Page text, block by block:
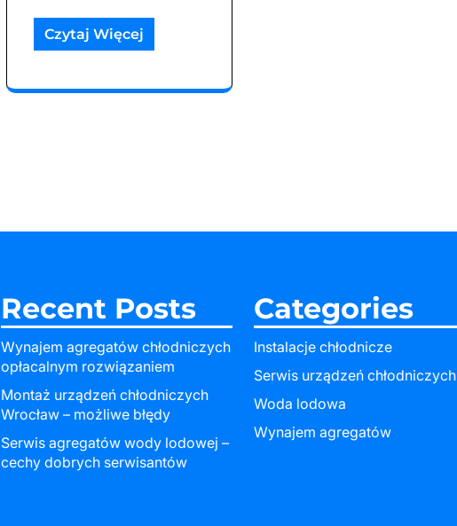
Czytaj Więcej
Recent Posts
Wynajem agregatów chłodniczych
opłacalnym rozwiązaniem
Montaż urządzeń chłodniczych
Wrocław – możliwe błędy
Serwis agregatów wody lodowej –
cechy dobrych serwisantów
Categories
Instalacje chłodnicze
Serwis urządzeń chłodniczych
Woda lodowa
Wynajem agregatów